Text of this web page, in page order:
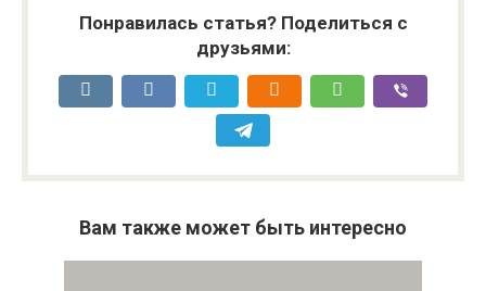
Понравилась статья? Поделиться с
друзьями:
Вам также может быть интересно